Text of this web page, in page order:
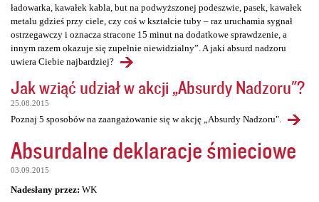
ładowarka, kawałek kabla, but na podwyższonej podeszwie, pasek, kawałek
metalu gdzieś przy ciele, czy coś w kształcie tuby – raz uruchamia sygnał
ostrzegawczy i oznacza stracone 15 minut na dodatkowe sprawdzenie, a
innym razem okazuje się zupełnie niewidzialny”. A jaki absurd nadzoru
uwiera Ciebie najbardziej?
Jak wziąć udział w akcji „Absurdy Nadzoru"?
25.08.2015
Poznaj 5 sposobów na zaangażowanie się w akcję „Absurdy Nadzoru".
Absurdalne deklaracje śmieciowe
03.09.2015
Nadesłany przez: WK